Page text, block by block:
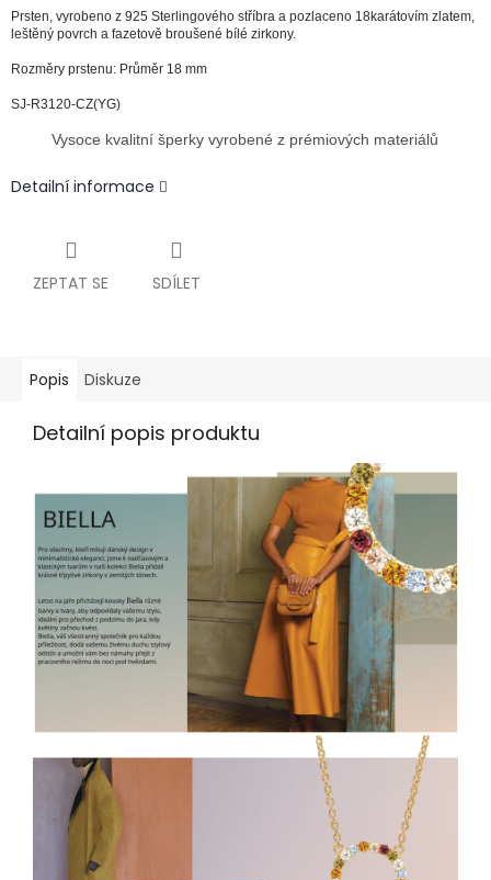
Prsten, vyrobeno z 925 Sterlingového stříbra a pozlaceno 18karátovím zlatem,
leštěný povrch a fazetově broušené bílé zirkony.
Rozměry prstenu: Průměr 18 mm
SJ-R3120-CZ(YG)
Vysoce kvalitní šperky vyrobené z prémiových materiálů
Detailní informace
ZEPTAT SE SDÍLET
Popis Diskuze
Detailní popis produktu